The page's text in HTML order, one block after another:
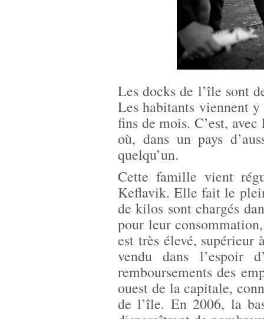
Les docks de l’île sont
Les habitants viennent
fins de mois. C’est,
où, dans un pays
quelqu’un.
Cette famille vient
Keflavik. Elle fait le
de kilos sont chargés
pour leur
est très élevé,
vendu dans l’espoir
remboursements des
ouest de la capitale,
de l’île. En 2006, la